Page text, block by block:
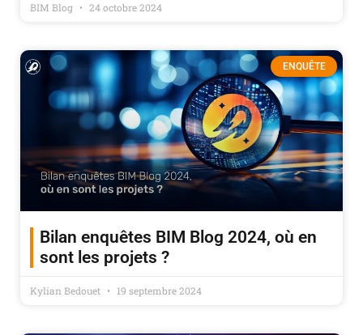
BIM Blog 24 octobre 2024
ENQUÊTE
Bilan enquêtes BIM Blog 2024, où en
sont les projets ?
Kylian Bedouet 19 septembre 2024